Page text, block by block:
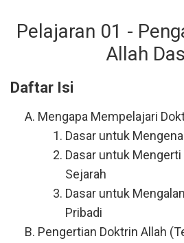
Pelajaran 01 -
Allah
Daftar Isi
Mengapa Mempelajari
Dasar untuk
Dasar untuk Mengerti
Sejarah
Dasar untuk
Pribadi
Pengertian Doktrin Allah